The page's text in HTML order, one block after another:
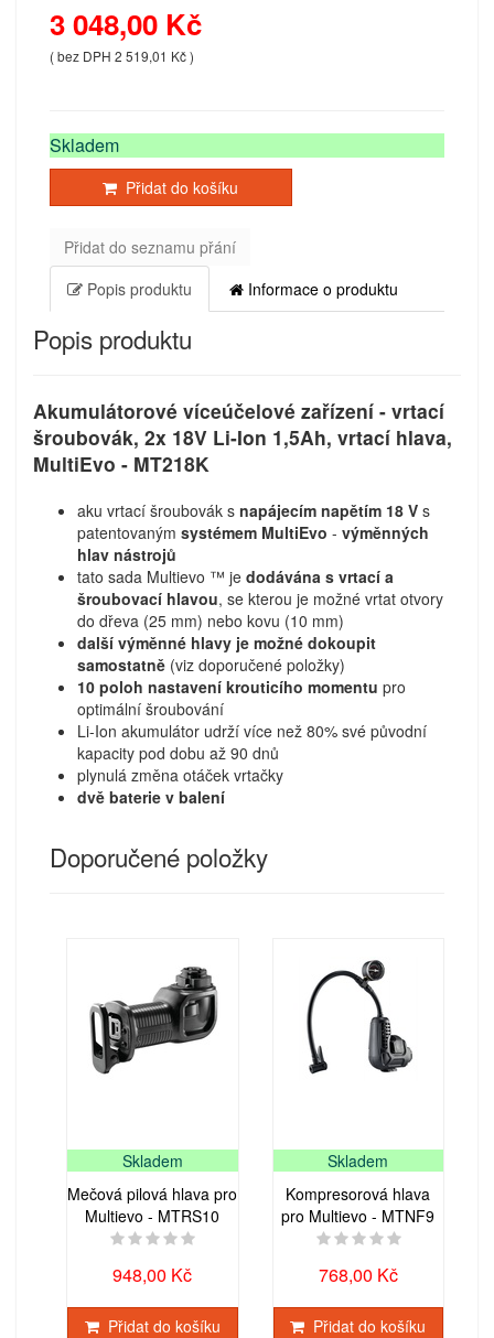
3 048,00 Kč
( bez DPH 2 519,01 Kč )
Skladem
Přidat do košíku
Přidat do seznamu přání
Popis produktu
Informace o produktu
Popis produktu
Akumulátorové víceúčelové zařízení - vrtací
šroubovák, 2x 18V Li-Ion 1,5Ah, vrtací hlava,
MultiEvo - MT218K
aku vrtací šroubovák s napájecím napětím 18 V s
patentovaným systémem MultiEvo - výměnných
hlav nástrojů
tato sada Multievo ™ je dodávána s vrtací a
šroubovací hlavou, se kterou je možné vrtat otvory
do dřeva (25 mm) nebo kovu (10 mm)
další výměnné hlavy je možné dokoupit
samostatně (viz doporučené položky)
10 poloh nastavení krouticího momentu pro
optimální šroubování
Li-Ion akumulátor udrží více než 80% své původní
kapacity pod dobu až 90 dnů
plynulá změna otáček vrtačky
dvě baterie v balení
Doporučené položky
Skladem
Mečová pilová hlava pro
Multievo - MTRS10
948,00 Kč
Přidat do košíku
Skladem
Kompresorová hlava
pro Multievo - MTNF9
768,00 Kč
Přidat do košíku